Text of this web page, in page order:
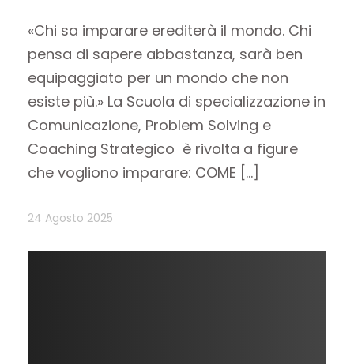
«Chi sa imparare erediterà il mondo. Chi
pensa di sapere abbastanza, sarà ben
equipaggiato per un mondo che non
esiste più.» La Scuola di specializzazione in
Comunicazione, Problem Solving e
Coaching Strategico è rivolta a figure
che vogliono imparare: COME […]
24 Agosto 2025